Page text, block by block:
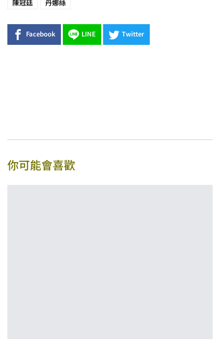
Facebook LINE Twitter
你可能會喜歡